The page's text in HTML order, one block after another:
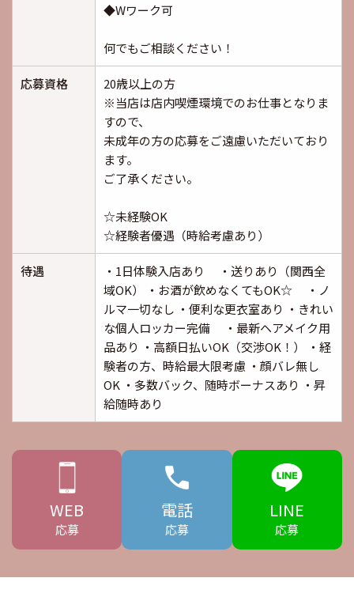
◆Wワーク可
何でもご相談ください！
応募資格
20歳以上の方
※当店は店内喫煙環境でのお仕事となりま
すので、
未成年の方の応募をご遠慮いただいており
ます。
ご了承ください。
☆未経験OK
☆経験者優遇（時給考慮あり）
待遇
・1日体験入店あり ・送りあり（関西全
域OK） ・お酒が飲めなくてもOK☆ ・ノ
ルマ一切なし ・便利な更衣室あり ・きれい
な個人ロッカー完備 ・最新ヘアメイク用
品あり ・高額日払いOK（交渉OK！） ・経
験者の方、時給最大限考慮 ・顔バレ無し
OK ・多数バック、随時ボーナスあり ・昇
給随時あり
WEB
応募
電話
応募
LINE
応募